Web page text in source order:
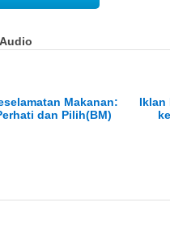
Makanan:
dan Pilih(BM)
Iklan